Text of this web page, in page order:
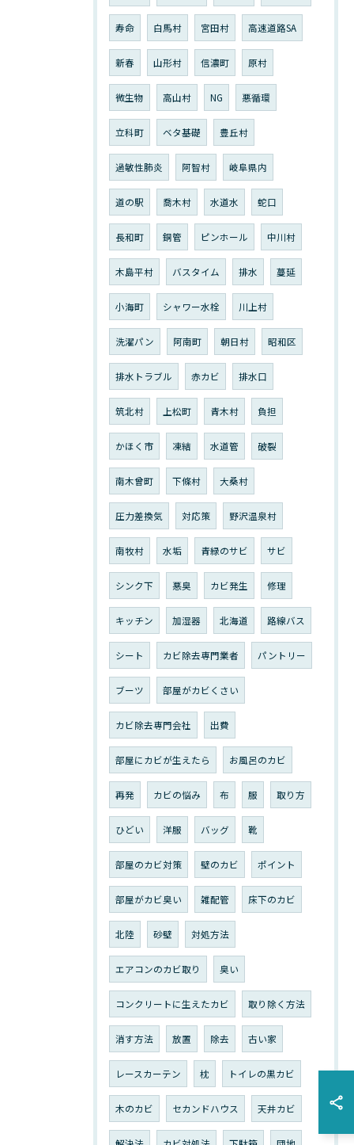
寿命 白馬村 宮田村 高速道路SA
新春 山形村 信濃町 原村
微生物 高山村 NG 悪循環
立科町 ベタ基礎 豊丘村
過敏性肺炎 阿智村 岐阜県内
道の駅 喬木村 水道水 蛇口
長和町 銅管 ピンホール 中川村
木島平村 バスタイム 排水 蔓延
小海町 シャワー水栓 川上村
洗濯パン 阿南町 朝日村 昭和区
排水トラブル 赤カビ 排水口
筑北村 上松町 青木村 負担
かほく市 凍結 水道管 破裂
南木曾町 下條村 大桑村
圧力差換気 対応策 野沢温泉村
南牧村 水垢 青緑のサビ サビ
シンク下 悪臭 カビ発生 修理
キッチン 加湿器 北海道 路線バス
シート カビ除去専門業者 パントリー
ブーツ 部屋がカビくさい
カビ除去専門会社 出費
部屋にカビが生えたら お風呂のカビ
再発 カビの悩み 布 服 取り方
ひどい 洋服 バッグ 靴
部屋のカビ対策 壁のカビ ポイント
部屋がカビ臭い 雑配管 床下のカビ
北陸 砂壁 対処方法
エアコンのカビ取り 臭い
コンクリートに生えたカビ 取り除く方法
消す方法 放置 除去 古い家
レースカーテン 枕 トイレの黒カビ
木のカビ セカンドハウス 天井カビ